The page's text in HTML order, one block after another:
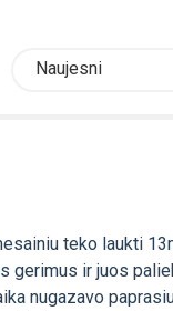
Naujesni
teko laukti
gerimus ir juos
nugazavo